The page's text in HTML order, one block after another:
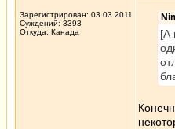
Зарегистрирован: 03.03.2011
Суждений: 3393
Откуда: Канада
[А